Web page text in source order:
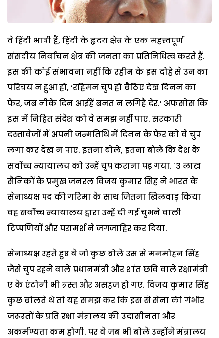
वे हिंदी भाषी हैं, हिंदी के हृदय क्षेत्र के एक महत्त्वपूर्ण
संसदीय निर्वाचन क्षेत्र की जनता का प्रतिनिधित्व करते हैं.
इस की कोई संभावना नहीं कि रहीम के इस दोहे से उन का
परिचय न हुआ हो, ‘रहिमन चुप हो बैठिए देख दिनन का
फेर, जब नीके दिन आईहें बनत न लगिहै देर.’ अफसोस कि
इस में निहित संदेश को वे समझ नहीं पाए. सरकारी
दस्तावेजों में अपनी जन्मतिथि में दिनन के फेर को वे चुप
लगा कर देख न पाए. इतना बोले, इतना बोले कि देश के
सर्वोच्च न्यायालय को उन्हें चुप कराना पड़ गया. 13 लाख
सैनिकों के प्रमुख जनरल विजय कुमार सिंह ने भारत के
सेनाध्यक्ष पद की गरिमा के साथ जितना खिलवाड़ किया
वह सर्वोच्च न्यायालय द्वारा उन्हें दी गई चुभने वाली
टिप्पणियों और परामर्श ने जगजाहिर कर दिया.
सेनाध्यक्ष रहते हुए वे जो कुछ बोले उस से मनमोहन सिंह
जैसे चुप रहने वाले प्रधानमंत्री और शांत छवि वाले रक्षामंत्री
ए के एंटोनी भी त्रस्त और असहज हो गए. विजय कुमार सिंह
कुछ बोलते थे तो यह समझ कर कि इस से सेना की गंभीर
जरूरतों के प्रति रक्षा मंत्रालय की उदासीनता और
अकर्मण्यता कम होगी. पर वे जब भी बोले उन्होंने मंत्रालय